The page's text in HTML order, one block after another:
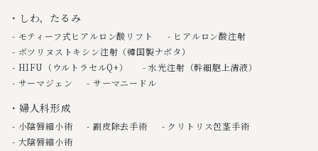
しわ、たるみ
モティーフ式ヒアルロン酸リフト
ヒアルロン酸注射
ボツリヌストキシン注射（韓国製ナボタ）
HIFU（ウルトラセルQ+）
水光注射（幹細胞上清液）
サーマジェン
サーマニードル
婦人科形成
小陰唇縮小術 副皮除去手術
クリトリス包茎手術
大陰唇縮小術